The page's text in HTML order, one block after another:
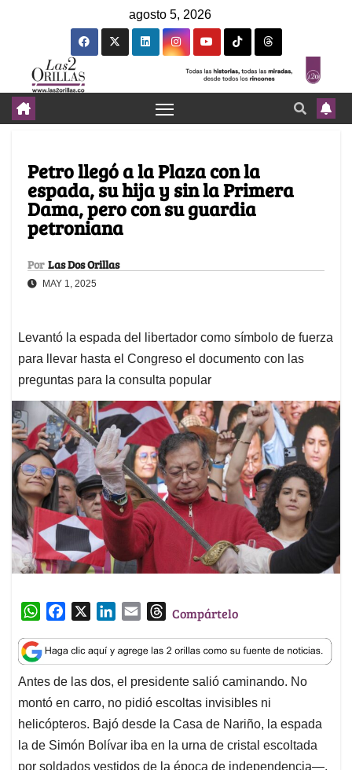
agosto 5, 2026
Petro llegó a la Plaza con la
espada, su hija y sin la Primera
Dama, pero con su guardia
petroniana
Por Las Dos Orillas
MAY 1, 2025
Levantó la espada del libertador como símbolo de fuerza
para llevar hasta el Congreso el documento con las
preguntas para la consulta popular
W
a
t
s
A
p
p
c
e
b
o
o
k
n
k
e
d
I
n
a
i
l
T
r
e
a
d
s
Compártelo
Antes de las dos, el presidente salió caminando. No
montó en carro, no pidió escoltas invisibles ni
helicópteros. Bajó desde la Casa de Nariño, la espada
la de Simón Bolívar iba en la urna de cristal escoltada
por soldados vestidos de la época de independencia—,